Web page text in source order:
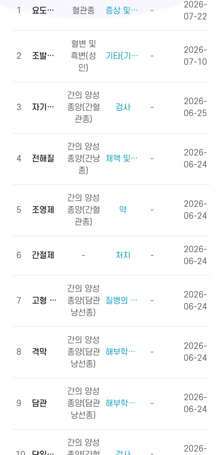
1 요도하열 혈관종 증상 및 징후(증상) -
2026-
07-22
2 조발생률
혈변 및
흑변(성
인)
기타(기타용어) -
2026-
07-10
3 자기공명영상
간의 양성
종양(간혈
관종)
검사 -
2026-
06-25
4 전해질
간의 양성
종양(간낭
종)
체액 및 전해질, 영양소 -
2026-
06-24
5 조영제
간의 양성
종양(간혈
관종)
약 -
2026-
06-24
6 간절제 - 처치 -
2026-
06-24
7 고형 종괴
간의 양성
종양(담관
낭선종)
질병의 형태학 -
2026-
06-24
8 격막
간의 양성
종양(담관
낭선종)
해부학적부위 (신체구조) -
2026-
06-24
9 담관
간의 양성
종양(담관
낭선종)
해부학적부위 (신체구조) -
2026-
06-24
간의 양성
2026-